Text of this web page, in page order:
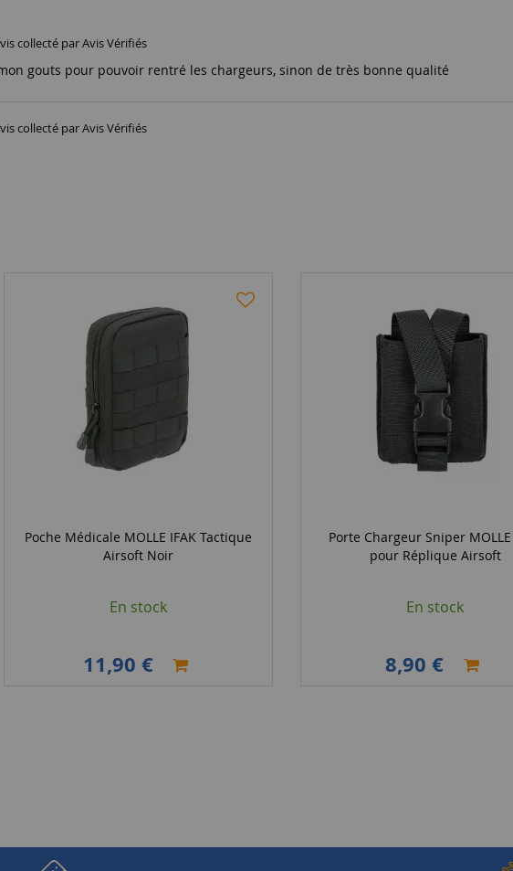
collecté par Avis Vérifiés
gouts pour pouvoir rentré les chargeurs, sinon de très bonne qualité
collecté par Avis Vérifiés
Poche Médicale MOLLE IFAK Tactique
Airsoft Noir
En stock
11,90 €
Porte Chargeur Sniper
pour Réplique Airsoft
En stock
8,90 €